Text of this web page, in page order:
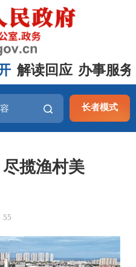
解读回应 办事服务
长者模式
揽渔村美
55